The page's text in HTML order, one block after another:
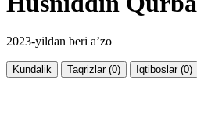
2023-yildan beri a’zo
Kundalik Taqrizlar (0) Iqtiboslar (0)